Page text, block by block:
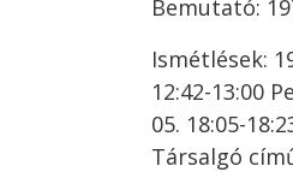
Bemutató:
Ismétlések:
12:42-13:00
05. 18:05-
Társalgó